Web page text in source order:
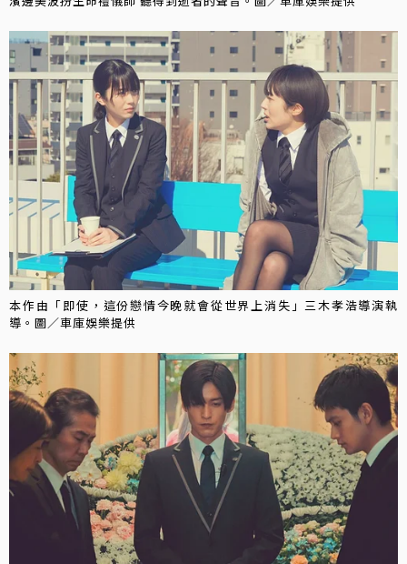
本作由「即使，這份戀情今晚就會從世界上消失」三木孝浩導演執
導。圖／車庫娛樂提供